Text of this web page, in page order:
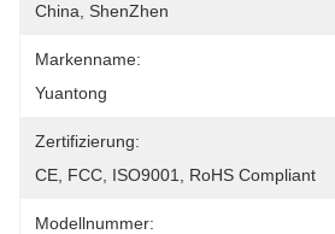
China, ShenZhen
Markenname:
Yuantong
Zertifizierung:
CE, FCC, ISO9001, RoHS Compliant
Modellnummer: